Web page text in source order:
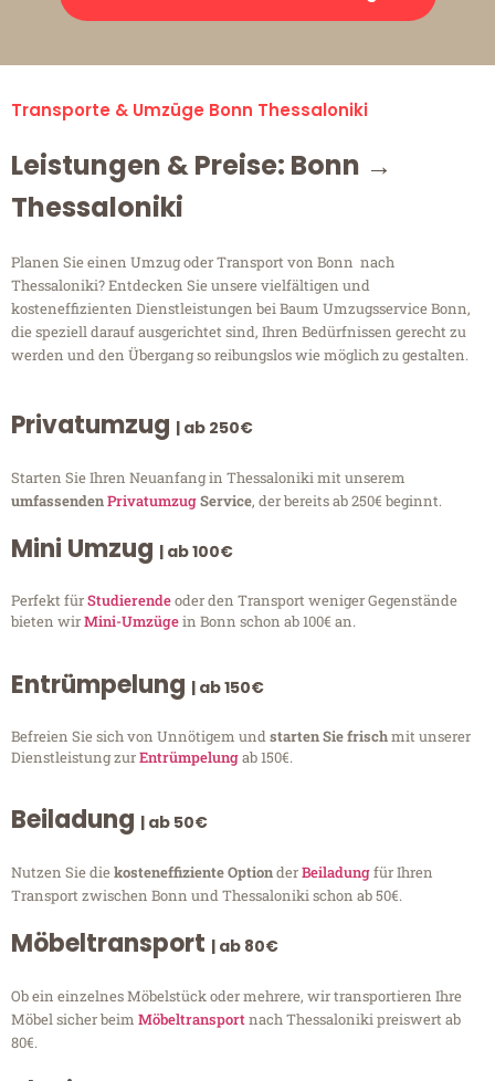
Transporte & Umzüge Bonn Thessaloniki
Leistungen & Preise: Bonn →
Thessaloniki
Planen Sie einen Umzug oder Transport von Bonn nach
Thessaloniki? Entdecken Sie unsere vielfältigen und
kosteneffizienten Dienstleistungen bei Baum Umzugsservice Bonn,
die speziell darauf ausgerichtet sind, Ihren Bedürfnissen gerecht zu
werden und den Übergang so reibungslos wie möglich zu gestalten.
Privatumzug | ab 250€
Starten Sie Ihren Neuanfang in Thessaloniki mit unserem
umfassendenPrivatumzugService, der bereits ab 250€ beginnt.
Mini Umzug | ab 100€
Perfekt fürStudierendeoder den Transport weniger Gegenstände
bieten wirMini-Umzügein Bonn schon ab 100€ an.
Entrümpelung | ab 150€
Befreien Sie sich von Unnötigem undstarten Sie frischmit unserer
Dienstleistung zurEntrümpelungab 150€.
Beiladung | ab 50€
Nutzen Sie diekosteneffiziente OptionderBeiladungfür Ihren
Transport zwischen Bonn und Thessaloniki schon ab 50€.
Möbeltransport | ab 80€
Ob ein einzelnes Möbelstück oder mehrere, wir transportieren Ihre
Möbel sicher beim Möbeltransportnach Thessaloniki preiswert ab
80€.